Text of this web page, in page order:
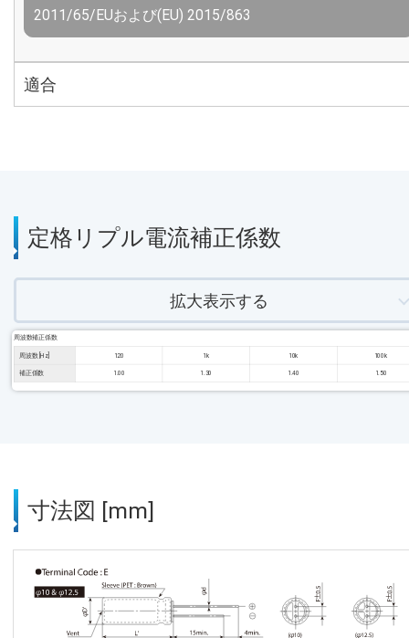
2011/65/EUおよび(EU) 2015/863
適合
定格リプル電流補正係数
拡大表示する
周波数補正係数
周波数 [Hz] 120 1k 10k 100k
補正係数 1.00 1.30 1.40 1.50
寸法図 [mm]